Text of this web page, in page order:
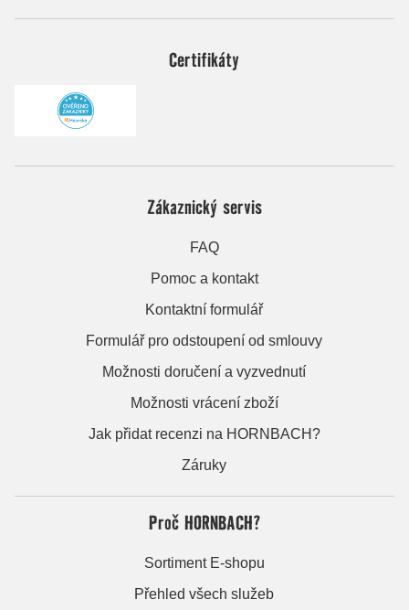
Certifikáty
Zákaznický servis
FAQ
Pomoc a kontakt
Kontaktní formulář
Formulář pro odstoupení od smlouvy
Možnosti doručení a vyzvednutí
Možnosti vrácení zboží
Jak přidat recenzi na HORNBACH?
Záruky
Proč HORNBACH?
Sortiment E-shopu
Přehled všech služeb